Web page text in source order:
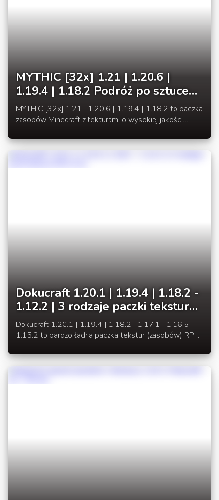
MYTHIC [32x] 1.21 | 1.20.6 |
1.19.4 | 1.18.2 Podróż po sztuce
pikseli
MYTHIC [32x] 1.21 | 1.20.6 | 1.19.4 | 1.18.2 to paczka
zasobów Minecraft z tekturami o wysokiej jakości
dzięki którym gra otrzyma nowy charakter.
Dokucraft 1.20.1 | 1.19.4 | 1.18.2 -
1.12.2 | 3 rodzaje paczki tekstur
RPG 32x
Dokucraft 1.20.1 | 1.19.4 | 1.18.2 | 1.17.1 | 1.16.5 |
1.15.2 to bardzo ładna paczka tekstur (zasobów) RPG,